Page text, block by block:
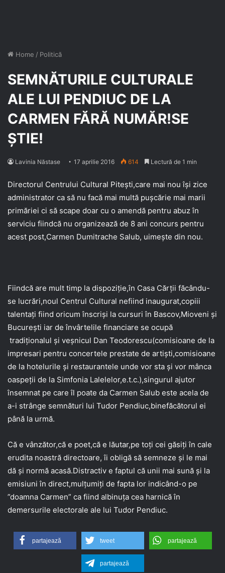
Home / Politică
SEMNĂTURILE CULTURALE
ALE LUI PENDIUC DE LA
CARMEN FĂRĂ NUMĂR!SE
ȘTIE!
Lavinia Năstase 17 aprilie 2016 614 Lectură de 1 min
Directorul Centrului Cultural Pitești,care mai nou își zice
administrator ca să nu facă mai multă pușcărie mai marii
primăriei ci să scape doar cu o amendă pentru abuz în
serviciu fiindcă nu organizează de 8 ani concurs pentru
acest post,Carmen Dumitrache Salub, uimește din nou.
Fiindcă are mult timp la dispoziție,în Casa Cărții făcându-
se lucrări,noul Centrul Cultural nefiind inaugurat,copiii
talentați fiind oricum înscriși la cursuri în Bascov,Mioveni și
București iar de învârtelile financiare se ocupă
tradiționalul și veșnicul Dan Teodorescu(comisioane de la
impresari pentru concertele prestate de artiști,comisioane
de la hotelurile și restaurantele unde vor sta și vor mânca
oaspeții de la Simfonia Lalelelor,e.t.c.),singurul ajutor
însemnat pe care îl poate da Carmen Salub este acela de
a-i strânge semnături lui Tudor Pendiuc,binefăcătorul ei
până la urmă.
Că e vânzător,că e poet,că e lăutar,pe toți cei găsiți în cale
erudita noastră directoare, îi obligă să semneze și le mai
dă și normă acasă.Distractiv e faptul că unii mai sună și la
emisiuni în direct,mulțumiți de fapta lor indicând-o pe
”doamna Carmen” ca fiind albinuța cea harnică în
demersurile electorale ale lui Tudor Pendiuc.
partajează tweet partajează
partajează